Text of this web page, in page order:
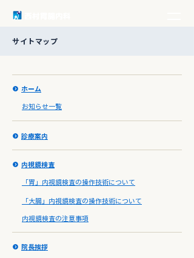
サイトマップ
ホーム
お知らせ一覧
診療案内
内視鏡検査
「胃」内視鏡検査の操作技術について
「大腸」内視鏡検査の操作技術について
内視鏡検査の注意事項
院長挨拶